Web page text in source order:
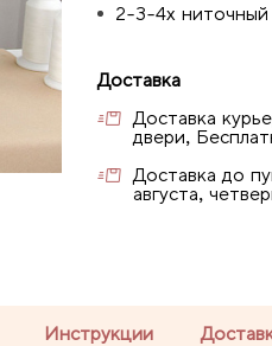
2-3-4х ниточный
Доставка
Доставка
двери,
Доставка до
августа,
Инструкции